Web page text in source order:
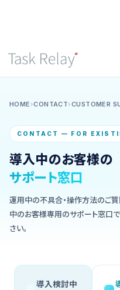
HOME ›CONTACT›CUSTOMER
CONTACT — FOR
導入中のお客様の
サポート窓口
運用中の不具合・操作方法のご
中のお客様専用のサポート窓口
さい。
導入検討中